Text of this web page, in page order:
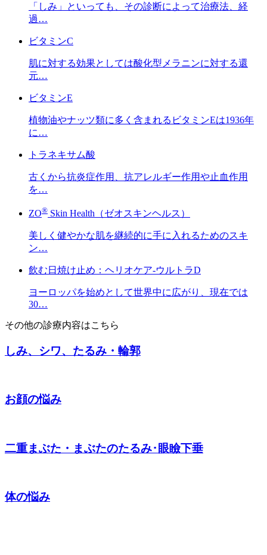
「しみ」といっても、その診断によって治療法、経
過…
ビタミンC
肌に対する効果としては酸化型メラニンに対する還
元…
ビタミンE
植物油やナッツ類に多く含まれるビタミンEは1936年
に…
トラネキサム酸
古くから抗炎症作用、抗アレルギー作用や止血作用
を…
ZO® Skin Health（ゼオスキンヘルス）
美しく健やかな肌を継続的に手に入れるためのスキ
ン…
飲む日焼け止め：ヘリオケア-ウルトラD
ヨーロッパを始めとして世界中に広がり、現在では
30…
その他の診療内容はこちら
しみ、シワ、たるみ・輪郭
お顔の悩み
二重まぶた・まぶたのたるみ･眼瞼下垂
体の悩み